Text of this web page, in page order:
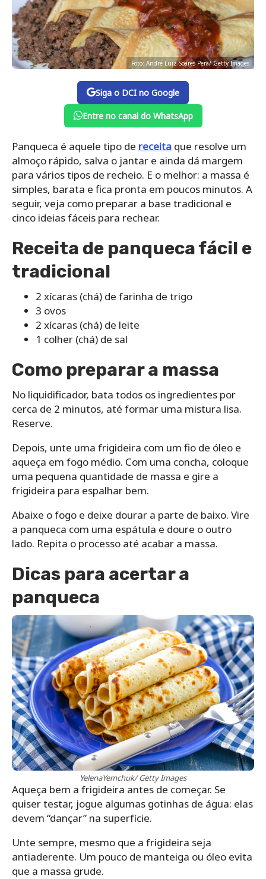
Foto: Andre Luiz Soares Pera/ Getty Images
Siga o DCI no Google
Entre no canal do WhatsApp
Panqueca é aquele tipo de receita que resolve um
almoço rápido, salva o jantar e ainda dá margem
para vários tipos de recheio. E o melhor: a massa é
simples, barata e fica pronta em poucos minutos. A
seguir, veja como preparar a base tradicional e
cinco ideias fáceis para rechear.
Receita de panqueca fácil e
tradicional
2 xícaras (chá) de farinha de trigo
3 ovos
2 xícaras (chá) de leite
1 colher (chá) de sal
Como preparar a massa
No liquidificador, bata todos os ingredientes por
cerca de 2 minutos, até formar uma mistura lisa.
Reserve.
Depois, unte uma frigideira com um fio de óleo e
aqueça em fogo médio. Com uma concha, coloque
uma pequena quantidade de massa e gire a
frigideira para espalhar bem.
Abaixe o fogo e deixe dourar a parte de baixo. Vire
a panqueca com uma espátula e doure o outro
lado. Repita o processo até acabar a massa.
Dicas para acertar a
panqueca
YelenaYemchuk/ Getty Images
Aqueça bem a frigideira antes de começar. Se
quiser testar, jogue algumas gotinhas de água: elas
devem “dançar” na superfície.
Unte sempre, mesmo que a frigideira seja
antiaderente. Um pouco de manteiga ou óleo evita
que a massa grude.